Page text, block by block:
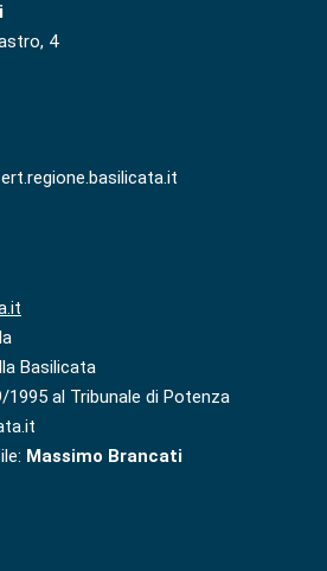
4
Basilicata
1995 al Tribunale di Potenza
Massimo Brancati